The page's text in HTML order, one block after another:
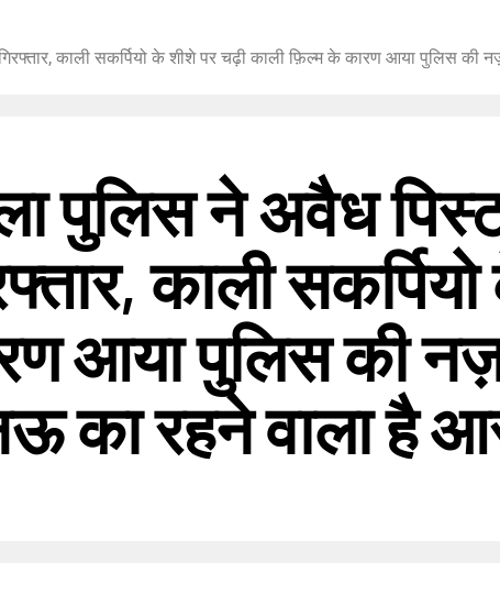
काली सकर्पियो के शीशे पर चढ़ी काली फ़िल्म के कारण आया पुलिस की
पुलिस ने अवैध
काली
आया पुलिस की
का रहने वाला है